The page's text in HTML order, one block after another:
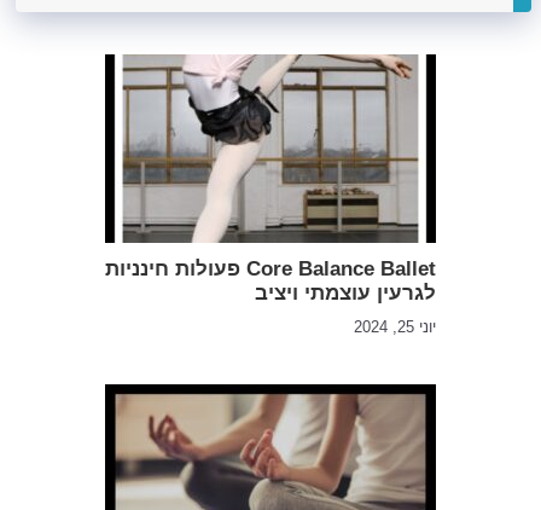
Core Balance Ballet פעולות חינניות
לגרעין עוצמתי ויציב
יוני 25, 2024